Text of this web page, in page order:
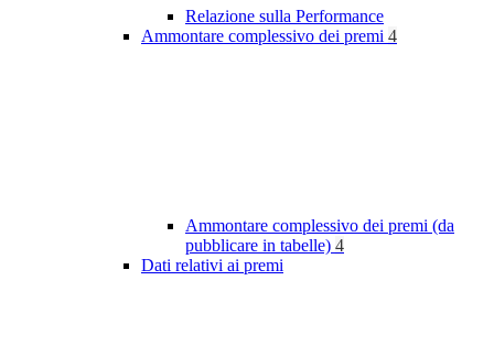
Relazione sulla Performance
Ammontare complessivo dei premi 4
Ammontare complessivo dei premi (da
pubblicare in tabelle) 4
Dati relativi ai premi